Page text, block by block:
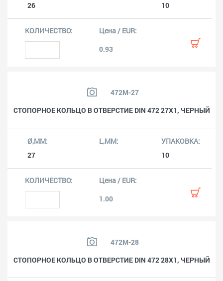
26 10
0.93
472M-27
СТОПОРНОЕ КОЛЬЦО В ОТВЕРСТИЕ DIN 472 27X1, ЧЕРНЫЙ
27 10
1.00
472M-28
СТОПОРНОЕ КОЛЬЦО В ОТВЕРСТИЕ DIN 472 28X1, ЧЕРНЫЙ